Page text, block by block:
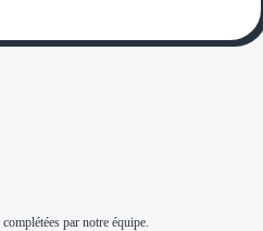
par notre équipe.